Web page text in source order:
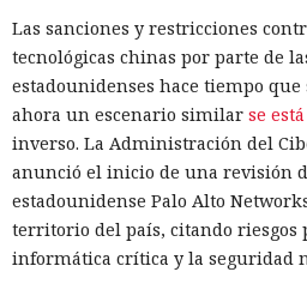
Las sanciones y restricciones
tecnológicas chinas por parte de
estadounidenses hace tiempo
ahora un escenario similar se
inverso. La Administración del
anunció el inicio de una revisión
estadounidense Palo Alto
territorio del país, citando
informática crítica y la seguridad